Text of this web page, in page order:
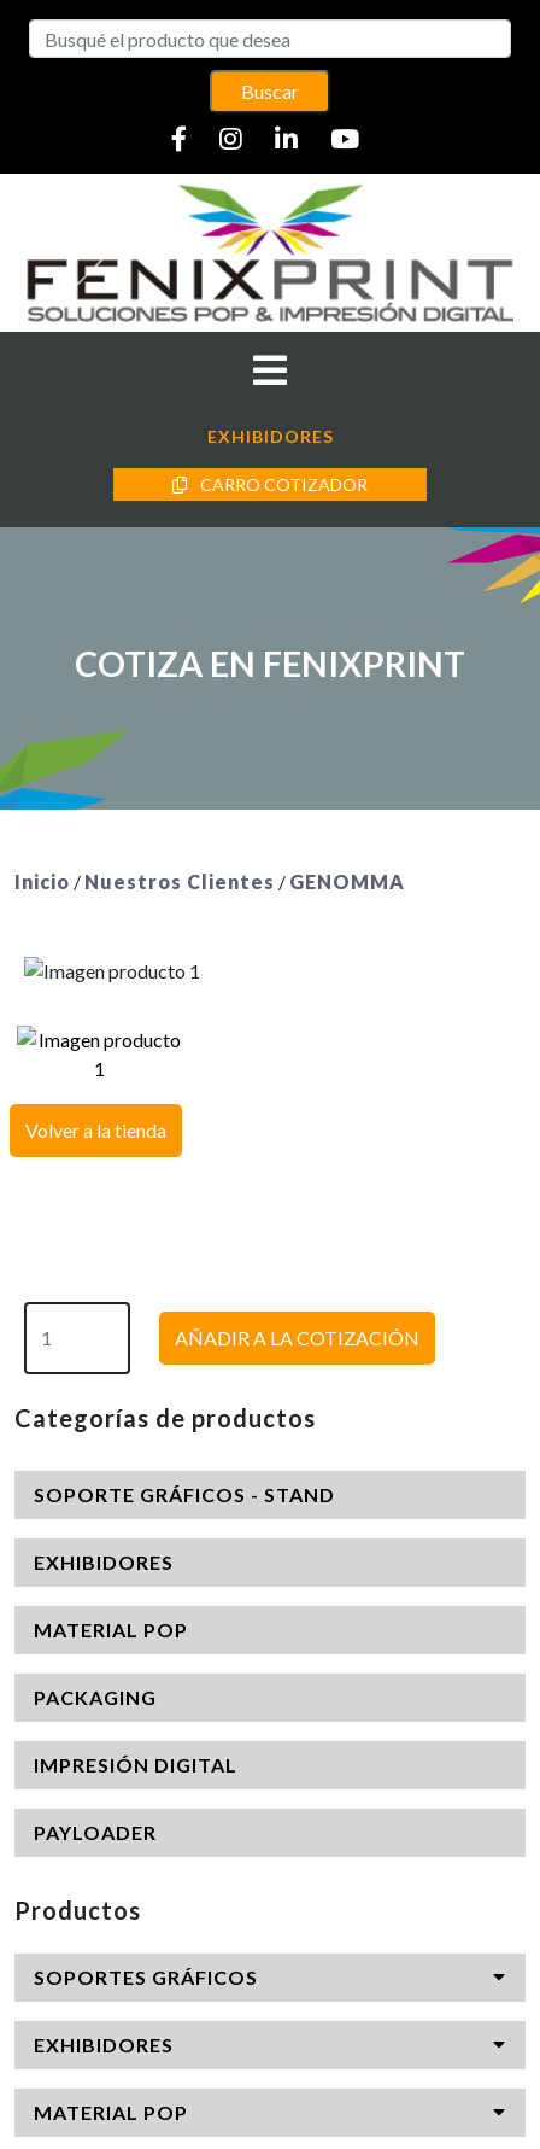
Buscar
EXHIBIDORES
CARRO COTIZADOR
COTIZA EN FENIXPRINT
Inicio / Nuestros Clientes / GENOMMA
Volver a la tienda
AÑADIR A LA COTIZACIÓN
Categorías de productos
SOPORTE GRÁFICOS - STAND
EXHIBIDORES
MATERIAL POP
PACKAGING
IMPRESIÓN DIGITAL
PAYLOADER
Productos
SOPORTES GRÁFICOS
EXHIBIDORES
MATERIAL POP